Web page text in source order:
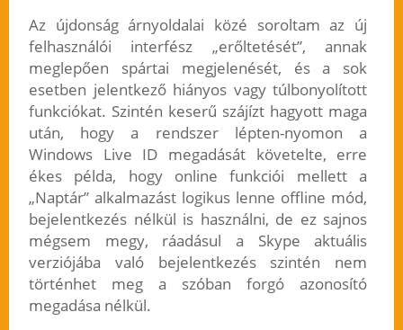
Az újdonság árnyoldalai közé soroltam az új
felhasználói interfész „erőltetését”, annak
meglepően spártai megjelenését, és a sok
esetben jelentkező hiányos vagy túlbonyolított
funkciókat. Szintén keserű szájízt hagyott maga
után, hogy a rendszer lépten-nyomon a
Windows Live ID megadását követelte, erre
ékes példa, hogy online funkciói mellett a
„Naptár” alkalmazást logikus lenne offline mód,
bejelentkezés nélkül is használni, de ez sajnos
mégsem megy, ráadásul a Skype aktuális
verziójába való bejelentkezés szintén nem
történhet meg a szóban forgó azonosító
megadása nélkül.